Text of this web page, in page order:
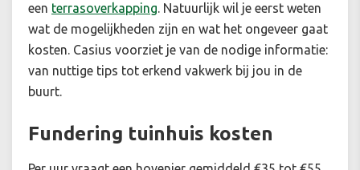
een terrasoverkapping. Natuurlijk wil je eerst weten
wat de mogelijkheden zijn en wat het ongeveer gaat
kosten. Casius voorziet je van de nodige informatie:
van nuttige tips tot erkend vakwerk bij jou in de
buurt.
Fundering tuinhuis kosten